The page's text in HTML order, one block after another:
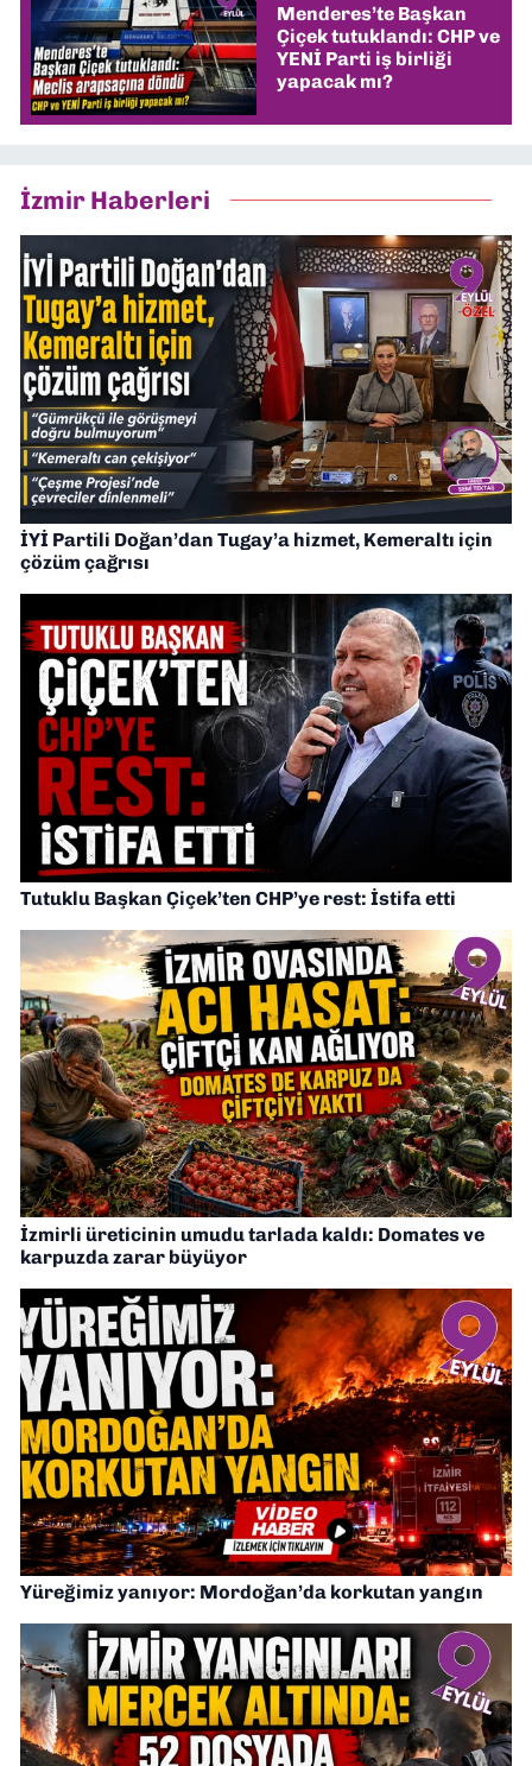
Menderes’te Başkan
Çiçek tutuklandı: CHP ve
YENİ Parti iş birliği
yapacak mı?
İzmir Haberleri
İYİ Partili Doğan’dan Tugay’a hizmet, Kemeraltı için
çözüm çağrısı
Tutuklu Başkan Çiçek’ten CHP’ye rest: İstifa etti
İzmirli üreticinin umudu tarlada kaldı: Domates ve
karpuzda zarar büyüyor
Yüreğimiz yanıyor: Mordoğan’da korkutan yangın